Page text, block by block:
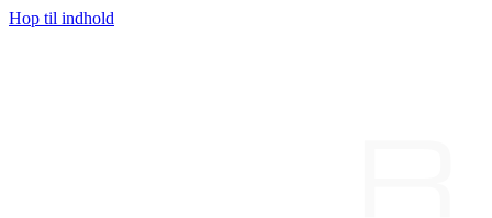
Hop til indhold